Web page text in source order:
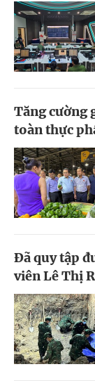
Tăng cường
toàn thực
Đã quy tập
viên Lê Thị